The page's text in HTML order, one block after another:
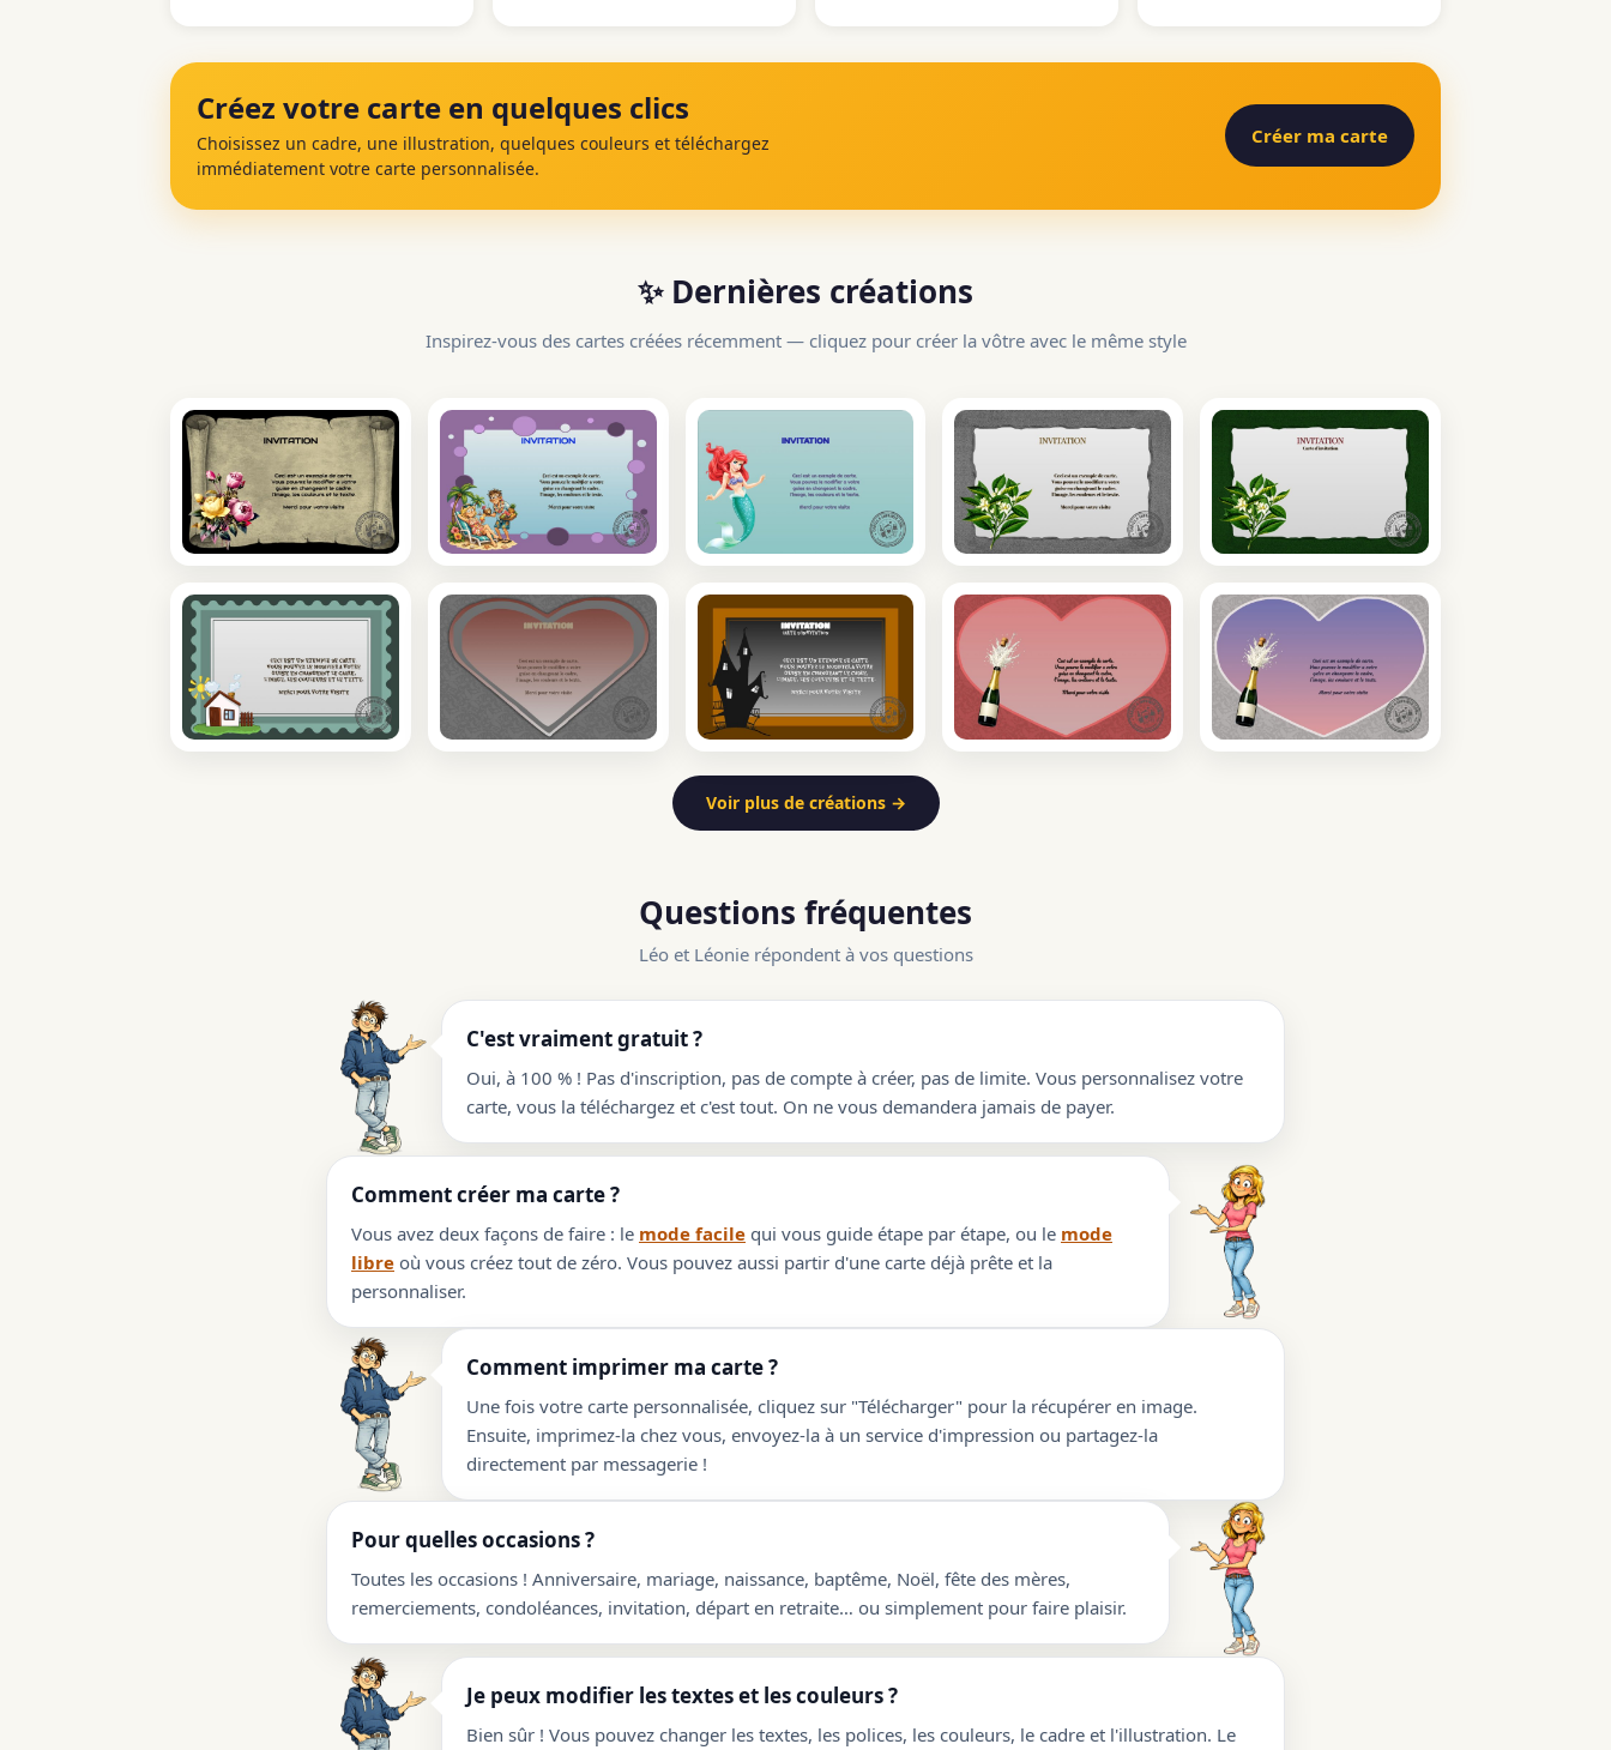
Créez votre carte en quelques clics
Choisissez un cadre, une illustration, quelques couleurs et téléchargez
immédiatement votre carte personnalisée.
Créer ma carte
✨ Dernières créations
Inspirez-vous des cartes créées récemment — cliquez pour créer la vôtre avec le même style
Voir plus de créations →
Questions fréquentes
Léo et Léonie répondent à vos questions
C'est vraiment gratuit ?
Oui, à 100 % ! Pas d'inscription, pas de compte à créer, pas de limite. Vous personnalisez votre
carte, vous la téléchargez et c'est tout. On ne vous demandera jamais de payer.
Comment créer ma carte ?
Vous avez deux façons de faire : le mode facile qui vous guide étape par étape, ou le mode
libre où vous créez tout de zéro. Vous pouvez aussi partir d'une carte déjà prête et la
personnaliser.
Comment imprimer ma carte ?
Une fois votre carte personnalisée, cliquez sur "Télécharger" pour la récupérer en image.
Ensuite, imprimez-la chez vous, envoyez-la à un service d'impression ou partagez-la
directement par messagerie !
Pour quelles occasions ?
Toutes les occasions ! Anniversaire, mariage, naissance, baptême, Noël, fête des mères,
remerciements, condoléances, invitation, départ en retraite… ou simplement pour faire plaisir.
Je peux modifier les textes et les couleurs ?
Bien sûr ! Vous pouvez changer les textes, les polices, les couleurs, le cadre et l'illustration. Le